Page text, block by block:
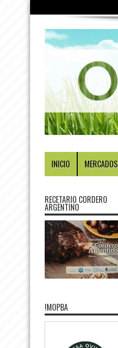
INICIO MERCADOS
RECETARIO CORDERO
ARGENTINO
!MOPBA